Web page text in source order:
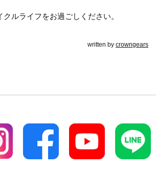
ルライフをお過ごしください。
written by crowngears